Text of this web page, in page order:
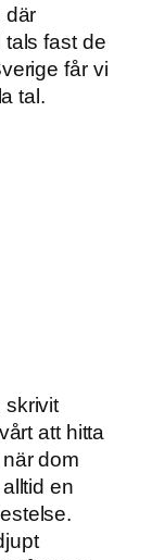
där
fast de
får vi
tal.
skrivit
att hitta
dom
en